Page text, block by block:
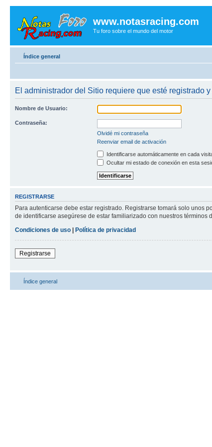
www.notasracing.com
Tu foro sobre el mundo del motor
Índice general
El administrador del Sitio requiere que esté registrado
Nombre de Usuario:
Contraseña:
Olvidé mi contraseña
Reenviar email de activación
Identificarse automáticamente en cada
Ocultar mi estado de conexión en esta
REGISTRARSE
Para autenticarse debe estar registrado. Registrarse tomará solo unos
de identificarse asegúrese de estar familiarizado con nuestros
Condiciones de uso
Política de privacidad
Registrarse
Índice general